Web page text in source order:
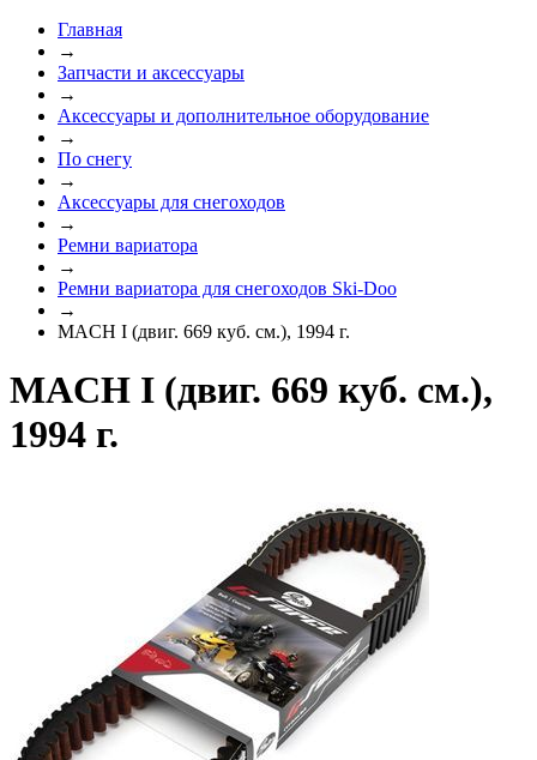
Главная
→
Запчасти и аксессуары
→
Аксессуары и дополнительное оборудование
→
По снегу
→
Аксессуары для снегоходов
→
Ремни вариатора
→
Ремни вариатора для снегоходов Ski-Doo
→
MACH I (двиг. 669 куб. см.), 1994 г.
MACH I (двиг. 669 куб. см.),
1994 г.